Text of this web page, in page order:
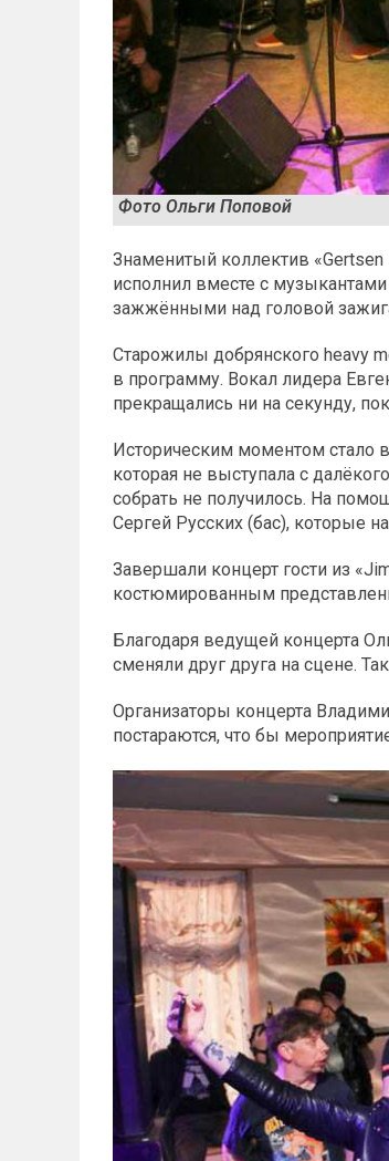
Фото Ольги Поповой
Знаменитый коллектив
исполнил вместе с
зажжёнными над головой
Старожилы добрянского heavy
в программу. Вокал лидера
прекращались ни на секунду,
Историческим моментом стало
которая не выступала с
собрать не получилось. На
Сергей Русских (бас), которые
Завершали концерт гости из
костюмированным
Благодаря ведущей концерта
сменяли друг друга на сцене.
Организаторы концерта
постараются, что бы